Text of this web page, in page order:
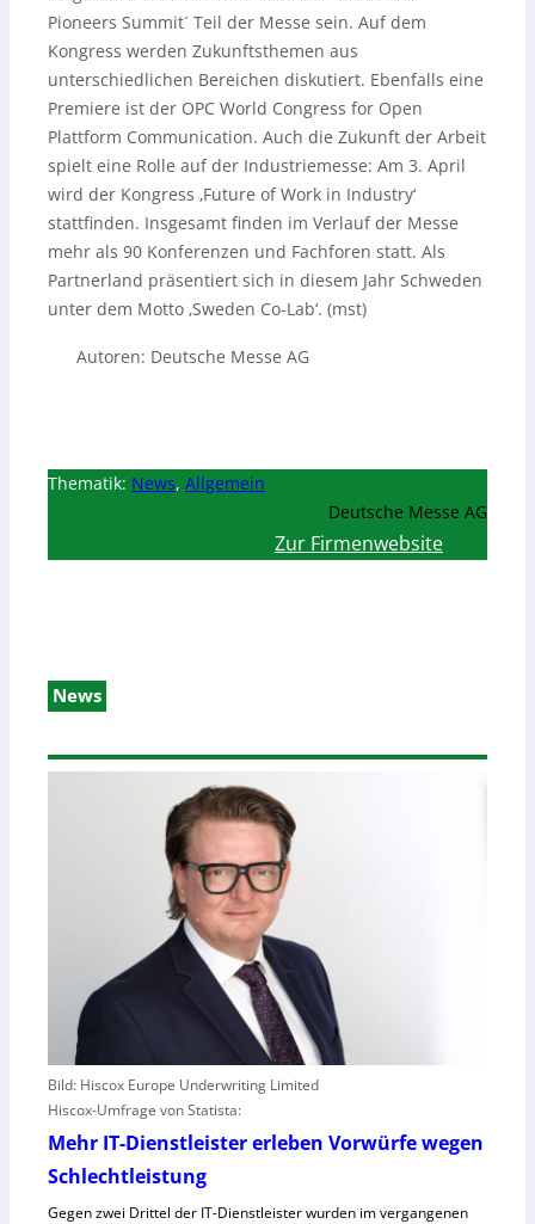
Pioneers Summit´ Teil der Messe sein. Auf dem
Kongress werden Zukunftsthemen aus
unterschiedlichen Bereichen diskutiert. Ebenfalls eine
Premiere ist der OPC World Congress for Open
Plattform Communication. Auch die Zukunft der Arbeit
spielt eine Rolle auf der Industriemesse: Am 3. April
wird der Kongress ‚Future of Work in Industry‘
stattfinden. Insgesamt finden im Verlauf der Messe
mehr als 90 Konferenzen und Fachforen statt. Als
Partnerland präsentiert sich in diesem Jahr Schweden
unter dem Motto ‚Sweden Co-Lab‘. (mst)
Autoren: Deutsche Messe AG
Thematik: News, Allgemein
Deutsche Messe AG
Zur Firmenwebsite
News
Bild: Hiscox Europe Underwriting Limited
Hiscox-Umfrage von Statista:
Mehr IT-Dienstleister erleben Vorwürfe wegen
Schlechtleistung
Gegen zwei Drittel der IT-Dienstleister wurden im vergangenen